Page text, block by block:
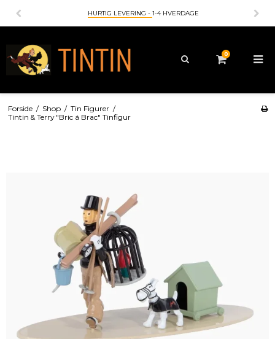
HURTIG LEVERING - 1-4 HVERDAGE
0
Forside / Shop / Tin Figurer /
Tintin & Terry "Bric á Brac" Tinfigur